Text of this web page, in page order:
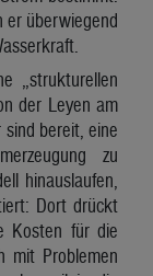
er überwiegend
„strukturellen
der Leyen am
sind bereit, eine
zu
hinauslaufen,
Dort drückt
Kosten für die
mit Problemen